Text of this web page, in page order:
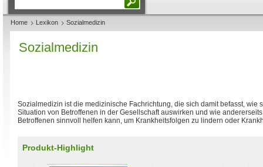
Home Lexikon Sozialmedizin
Sozialmedizin
Sozialmedizin ist die medizinische Fachrichtung, die sich damit befasst, wie
Situation von Betroffenen in der Gesellschaft auswirken und wie
Betroffenen sinnvoll helfen kann, um Krankheitsfolgen zu lindern oder
Produkt-Highlight